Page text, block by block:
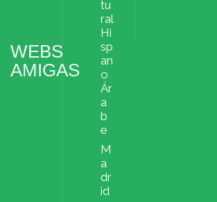
WEBS
AMIGAS
tu
ral
Hi
sp
an
o
Ár
a
b
e
M
a
dr
id